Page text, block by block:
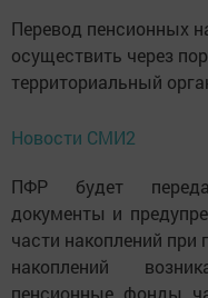
Перевод пенсионных
осуществить через
территориальный
Новости СМИ2
ПФР будет
документы и
части накоплений при
накоплений
пенсионные фонды